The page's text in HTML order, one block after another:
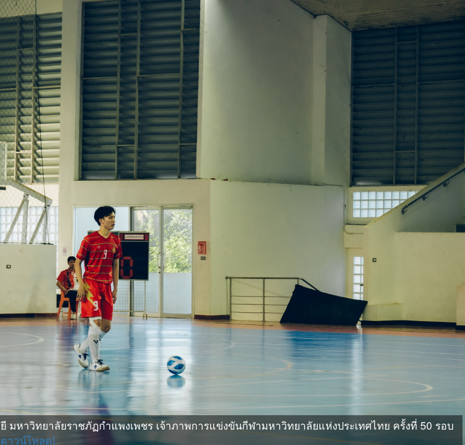
หาวิทยาลัยราชภัฏกำแพงเพชร เจ้าภาพการแข่งขันกีฬามหาวิทยาลัยแห่งประเทศไทย ครั้งที่ 50 รอบ
าวน์โหลด]